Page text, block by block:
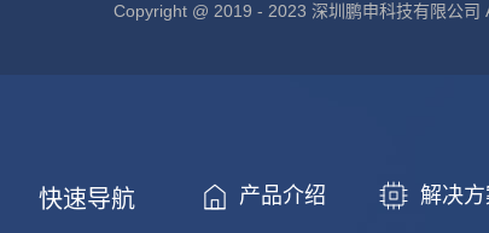
Copyright @ 2019 - 2023 深圳鹏申科技有限公司
快速导航 产品介绍 解决方